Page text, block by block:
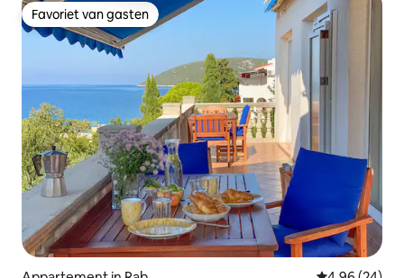
Favoriet van gasten
Favoriet van gasten